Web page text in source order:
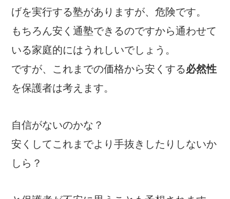
げを実行する塾がありますが、危険です。
もちろん安く通塾できるのですから通わせて
いる家庭的にはうれしいでしょう。
ですが、これまでの価格から安くする必然性
を保護者は考えます。
自信がないのかな？
安くしてこれまでより手抜きしたりしないか
しら？